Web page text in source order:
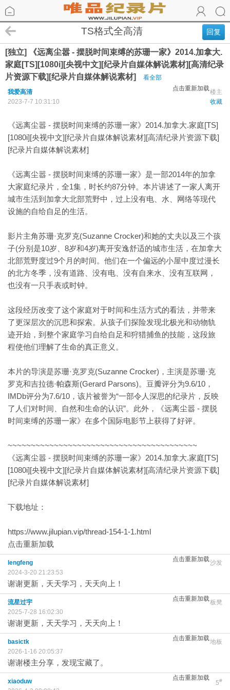
回复
TS格式全高清
[独立] 《远离尘嚣 - 摆脱时间束缚的苏珊一家》2014.加拿大.
家庭[TS][1080i][央视中文][纪录片自媒体解说素材][高清纪录
片资源下载][纪录片自媒体解说素材]
看全部
点击重新加载楼主
我爱高清
收藏
2023-7-7 10:31:10
《远离尘嚣 - 摆脱时间束缚的苏珊一家》2014.加拿大.家庭[TS]
[1080i][央视中文][纪录片自媒体解说素材][高清纪录片资源下载]
[纪录片自媒体解说素材]
《远离尘嚣 - 摆脱时间束缚的苏珊一家》是一部2014年的加拿
大家庭纪录片，全1集，时长约87分钟。本片讲述了一家人离开
城市生活到加拿大北部荒野中，过上没有电、水、网络等现代
设施的自给自足的生活。
影片主角苏珊·克罗克(Suzanne Crocker)和她的丈夫以及三个孩
子(分别是10岁、8岁和4岁)离开安逸舒适的城市生活，在加拿大
北部荒野度过9个月的时间。他们在一个偏远的小屋中度过漫长
的北方冬季，没有道路、没有电、没有自来水、没有互联网，
也没有一只手表或时钟。
这段经历改变了这个家庭对于时间和生活方式的看法，并带来
了更深层次的沉思和探索。从孩子们探险发现北极光和动物轨
迹开始，到整个家庭学习自给自足和狩猎捕鱼的技能，这段旅
程使他们理解了生命的真正意义。
本片的导演是苏珊·克罗克(Suzanne Crocker)，主演是苏珊·克
罗克和吉拉德·帕森斯(Gerard Parsons)。豆瓣评分为9.6/10，
IMDb评分为7.6/10，该片被誉为“一部令人深思的纪录片，反映
了人们对时间、自然和生命的认识”。此外，《远离尘嚣 - 摆脱
时间束缚的苏珊一家》在多个国际电影节上获得了好评。
~~~~~~~~~~~~~~~~~~~~~~~~~~~~~~~~~~~~~~~~~
《远离尘嚣 - 摆脱时间束缚的苏珊一家》2014.加拿大.家庭[TS]
[1080i][央视中文][纪录片自媒体解说素材][高清纪录片资源下载]
[纪录片自媒体解说素材]
下载地址：
https://www.jilupian.vip/thread-154-1-1.html
点击重新加载
点击重新加载沙发
lengfeng
2024-3-20 21:23:53
谢谢更新，天天学习，天天向上！
点击重新加载板凳
流星过宇
2025-7-28 16:02:30
谢谢更新，天天学习，天天向上！
点击重新加载地板
basictk
2026-1-16 20:05:37
谢谢楼主分享，发现宝藏了。
点击重新加载
5#
xiaoduw